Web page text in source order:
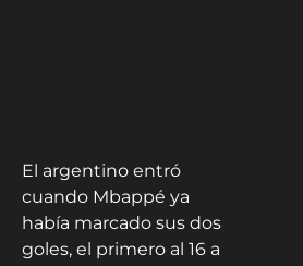
pase de Ángel Di María
y el segundo al 63, con
asistencia de Achraf
Hakimi.